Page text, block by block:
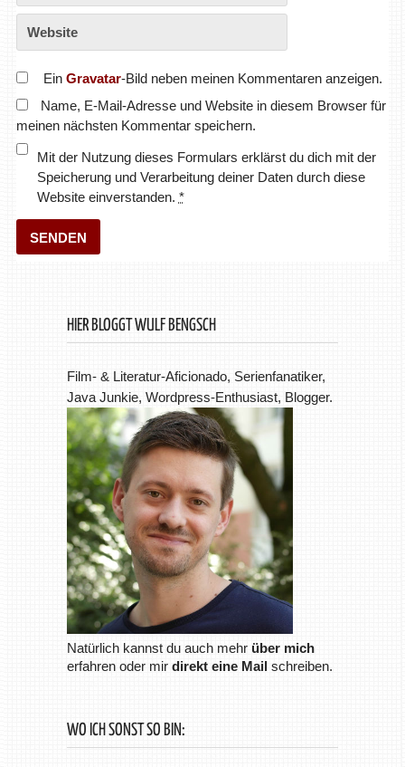
Ein Gravatar-Bild neben meinen Kommentaren anzeigen.
Name, E-Mail-Adresse und Website in diesem Browser für
meinen nächsten Kommentar speichern.
Mit der Nutzung dieses Formulars erklärst du dich mit der
Speicherung und Verarbeitung deiner Daten durch diese
Website einverstanden. *
HIER BLOGGT WULF BENGSCH
Film- & Literatur-Aficionado, Serienfanatiker,
Java Junkie, Wordpress-Enthusiast, Blogger.
Natürlich kannst du auch mehr über mich
erfahren oder mir direkt eine Mailschreiben.
WO ICH SONST SO BIN: